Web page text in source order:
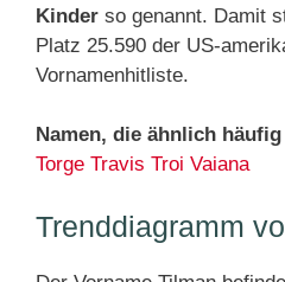
Kinder so genannt. Damit
Platz 25.590 der US-
Vornamenhitliste.
Namen, die ähnlich
Torge Travis Troi Vaiana
Trenddiagramm